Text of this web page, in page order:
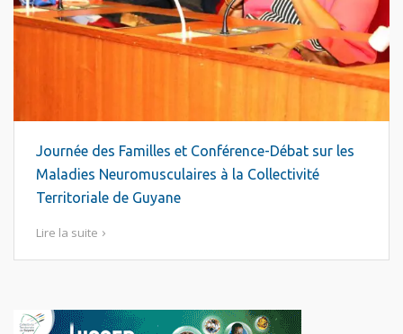
Journée des Familles et Conférence-Débat sur les
Maladies Neuromusculaires à la Collectivité
Territoriale de Guyane
Lire la suite